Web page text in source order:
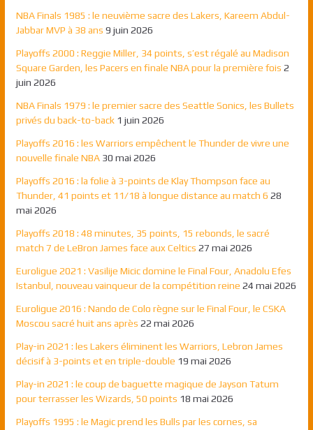
NBA Finals 1985 : le neuvième sacre des Lakers, Kareem Abdul-
Jabbar MVP à 38 ans 9 juin 2026
Playoffs 2000 : Reggie Miller, 34 points, s’est régalé au Madison
Square Garden, les Pacers en finale NBA pour la première fois 2
juin 2026
NBA Finals 1979 : le premier sacre des Seattle Sonics, les Bullets
privés du back-to-back 1 juin 2026
Playoffs 2016 : les Warriors empêchent le Thunder de vivre une
nouvelle finale NBA 30 mai 2026
Playoffs 2016 : la folie à 3-points de Klay Thompson face au
Thunder, 41 points et 11/18 à longue distance au match 6 28
mai 2026
Playoffs 2018 : 48 minutes, 35 points, 15 rebonds, le sacré
match 7 de LeBron James face aux Celtics 27 mai 2026
Euroligue 2021 : Vasilije Micic domine le Final Four, Anadolu Efes
Istanbul, nouveau vainqueur de la compétition reine 24 mai 2026
Euroligue 2016 : Nando de Colo règne sur le Final Four, le CSKA
Moscou sacré huit ans après 22 mai 2026
Play-in 2021 : les Lakers éliminent les Warriors, Lebron James
décisif à 3-points et en triple-double 19 mai 2026
Play-in 2021 : le coup de baguette magique de Jayson Tatum
pour terrasser les Wizards, 50 points 18 mai 2026
Playoffs 1995 : le Magic prend les Bulls par les cornes, sa